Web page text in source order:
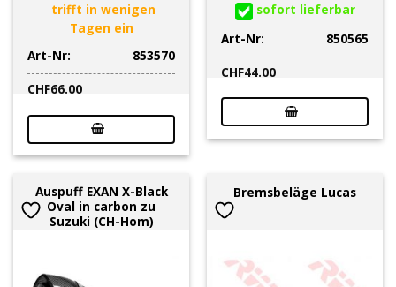
trifft in wenigen
Tagen ein
Art-Nr:
853570
CHF66.00
sofort lieferbar
Art-Nr:
850565
CHF44.00
Auspuff EXAN X-Black
Oval in carbon zu
Suzuki (CH-Hom)
Bremsbeläge Lucas